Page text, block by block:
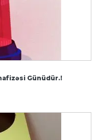
Günüdür.!